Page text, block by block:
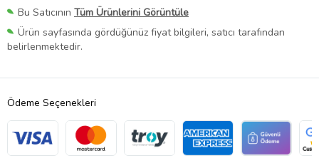
Bu Satıcının Tüm Ürünlerini Görüntüle
Ürün sayfasında gördüğünüz fiyat bilgileri, satıcı tarafından
belirlenmektedir.
Ödeme Seçenekleri